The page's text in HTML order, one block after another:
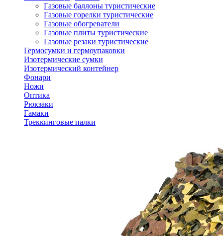
Газовые баллоны туристические
Газовые горелки туристические
Газовые обогреватели
Газовые плиты туристические
Газовые резаки туристические
Гермосумки и гермоупаковки
Изотермические сумки
Изотермический контейнер
Фонари
Ножи
Оптика
Рюкзаки
Гамаки
Треккинговые палки